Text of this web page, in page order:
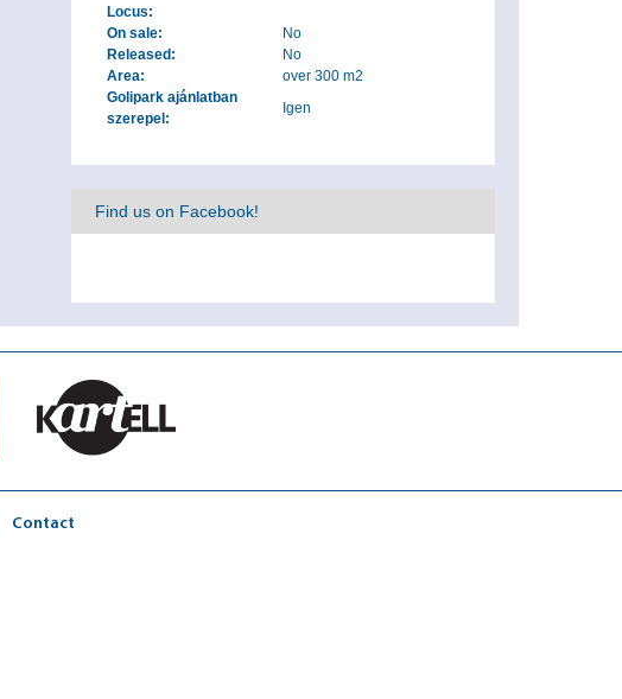
Locus:
On sale:
No
Released:
No
Area:
over 300 m2
Golipark ajánlatban
szerepel:
Igen
Find us on Facebook!
Contact